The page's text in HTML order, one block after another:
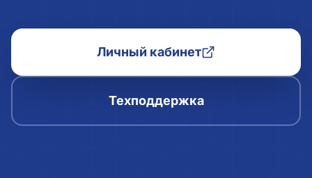
Личный кабинет
Техподдержка